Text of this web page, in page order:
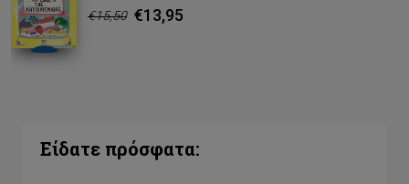
€15,50 €13,95
Είδατε πρόσφατα: